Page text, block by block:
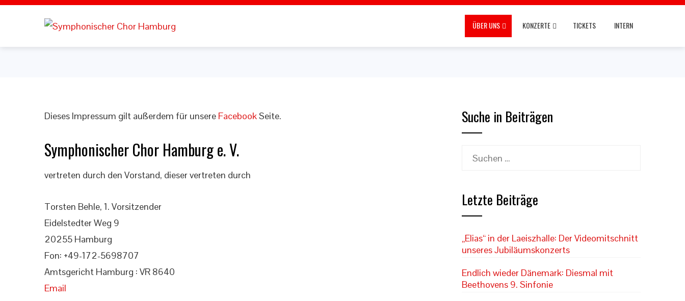
ÜBER UNS KONZERTE TICKETS INTERN
Dieses Impressum gilt außerdem für unsere FacebookSeite.
Symphonischer Chor Hamburg e. V.
vertreten durch den Vorstand, dieser vertreten durch
Torsten Behle, 1. Vorsitzender
Eidelstedter Weg 9
20255 Hamburg
Fon: +49-172-5698707
Amtsgericht Hamburg : VR 8640
Email
Suche in Beiträgen
Suchen
Letzte Beiträge
„Elias“ in der Laeiszhalle: Der Videomitschnitt
unseres Jubiläumskonzerts
Endlich wieder Dänemark: Diesmal mit
Beethovens 9. Sinfonie